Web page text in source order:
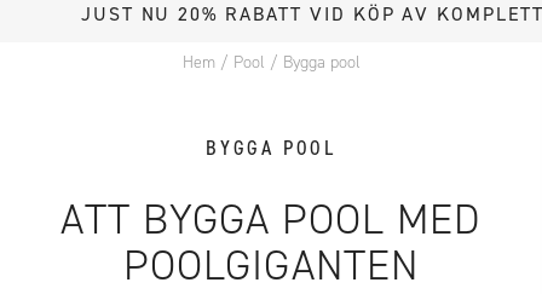
JUST NU 20% RABATT VID KÖP AV KOMPLETT
Hem/ Pool / Bygga pool
BYGGA POOL
ATT BYGGA POOL MED
POOLGIGANTEN